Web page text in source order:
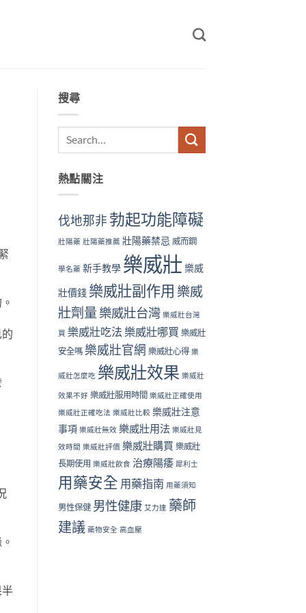
搜尋
熱點關注
伐地那非 勃起功能障礙
壯陽藥 壯陽藥推薦 壯陽藥禁忌 威而鋼
學名藥 新手教學 樂威壯 樂威
壯價錢 樂威壯副作用 樂威
壯劑量 樂威壯台灣 樂威壯台灣
買 樂威壯吃法樂威壯哪買 樂威壯
安全嗎 樂威壯官網 樂威壯心得 樂
威壯怎麼吃 樂威壯效果 樂威壯
效果不好 樂威壯服用時間 樂威壯正確使用
樂威壯正確吃法 樂威壯比較 樂威壯注意
事項 樂威壯無效 樂威壯用法 樂威壯見
效時間 樂威壯評價 樂威壯購買 樂威壯
長期使用 樂威壯飲食 治療陽痿 犀利士
用藥安全 用藥指南 用藥須知
男性保健 男性健康 艾力達 藥師
建議 藥物安全 高血壓